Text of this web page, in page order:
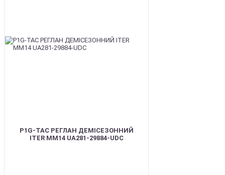
P1G-TAC РЕГЛАН ДЕМІСЕЗОННИЙ
ITER ММ14 UA281-29884-UDC